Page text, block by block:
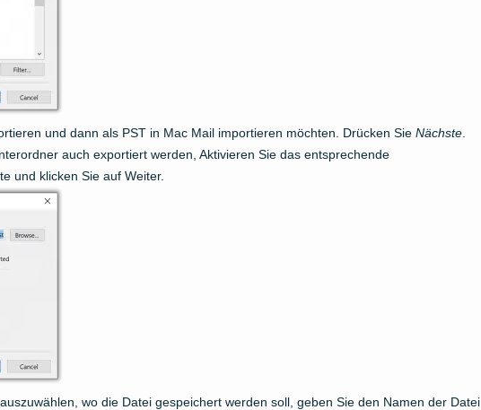
und dann als PST in Mac Mail importieren möchten. Drücken Sie Nächste
auch exportiert werden, Aktivieren Sie das entsprechende
und klicken Sie auf Weiter.
wo die Datei gespeichert werden soll, geben Sie den Namen der Datei